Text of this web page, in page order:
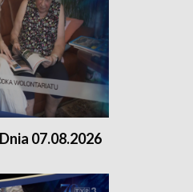
07.08.2026